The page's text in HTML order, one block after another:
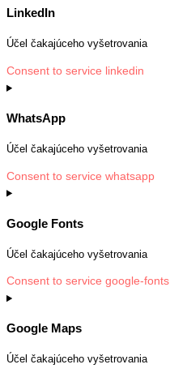
LinkedIn
Účel čakajúceho vyšetrovania
Consent to service linkedin
WhatsApp
Účel čakajúceho vyšetrovania
Consent to service whatsapp
Google Fonts
Účel čakajúceho vyšetrovania
Consent to service google-fonts
Google Maps
Účel čakajúceho vyšetrovania